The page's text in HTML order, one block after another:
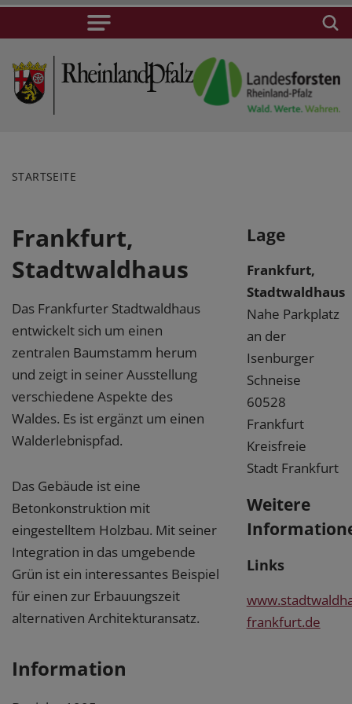
STARTSEITE
Frankfurt,
Stadtwaldhaus
Das Frankfurter Stadtwaldhaus
entwickelt sich um einen
zentralen Baumstamm herum
und zeigt in seiner Ausstellung
verschiedene Aspekte des
Waldes. Es ist ergänzt um einen
Walderlebnispfad.
Das Gebäude ist eine
Betonkonstruktion mit
eingestelltem Holzbau. Mit seiner
Integration in das umgebende
Grün ist ein interessantes Beispiel
für einen zur Erbauungszeit
alternativen Architekturansatz.
Information
Lage
Frankfurt,
Stadtwaldhaus
Nahe Parkplatz
an der
Isenburger
Schneise
60528
Frankfurt
Kreisfreie
Stadt Frankfurt
Weitere
Links
frankfurt.de